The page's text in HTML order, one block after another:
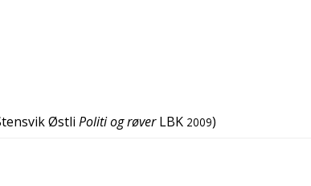
Østli Politi og røver LBK 2009)